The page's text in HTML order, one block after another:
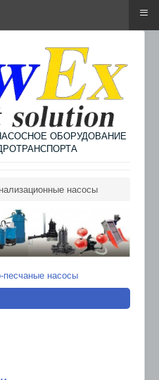
ОБОРУДОВАНИЕ
насосы
песчаные насосы
≡
≡